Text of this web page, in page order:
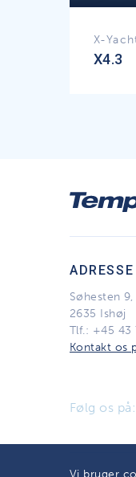
X-
X4.3
ADRESSE
Søhesten
2635 Ishøj
Tlf.: +45 43
Kontakt os
Følg os på:
Vi bruger